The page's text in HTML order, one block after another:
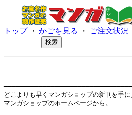
トップ・ かごを見る ・ ご注文状況
どこよりも早くマンガショップの新刊を手に
マンガショップのホームページから。